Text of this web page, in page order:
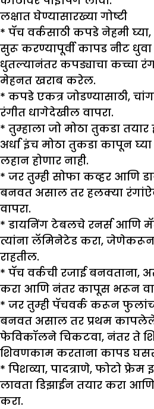
लक्षात घेण्यासारख्या गोष्टी
* पॅच वर्कसाठी कपडे नेहमी
सुरू करण्यापूर्वी कापड नीट
धुतल्यानंतर कपड्याचा कच्चा
मेहनत खराब करेल.
* कपडे एकत्र जोडण्यासाठी,
रंगीत धागेदेखील वापरा.
* तुम्हाला जो मोठा तुकडा तयार
अर्धा इंच मोठा तुकडा कापून
लहान होणार नाही.
* जर तुम्ही सोफा कव्हर आणि
बनवत असाल तर हलक्या
वापरा.
* डायनिंग टेबलचे रनर्स आणि
त्यांना लॅमिनेटेड करा, जेणेकरून
राहतील.
* पॅच वर्कची रजाई बनवताना,
करा आणि नंतर कापूस भरून
* जर तुम्ही पॅचवर्क करून
बनवत असाल तर प्रथम
फेविकॉलने चिकटवा, नंतर ते
शिवणकाम करताना कापड
* पिशव्या, पादत्राणे, फोटो फ्रेम
लावता डिझाईन तयार करा
करा.